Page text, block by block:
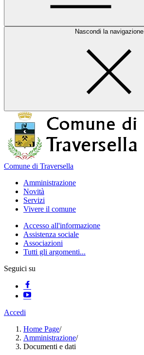
Nascondi la navigazione
Comune di Traversella
Amministrazione
Novità
Servizi
Vivere il comune
Accesso all'informazione
Assistenza sociale
Associazioni
Tutti gli argomenti...
Seguici su
Accedi
Home Page/
Amministrazione/
Documenti e dati